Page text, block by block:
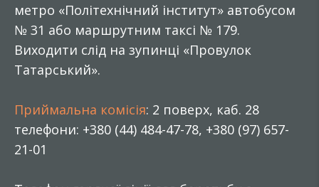
метро «Політехнічний інститут» автобусом
№ 31 або маршрутним таксі № 179.
Виходити слід на зупинці «Провулок
Татарський».
Приймальна комісія: 2 поверх, каб. 28
телефони: +380 (44) 484-47-78, +380 (97) 657-
21-01